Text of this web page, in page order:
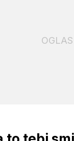
OGLAS